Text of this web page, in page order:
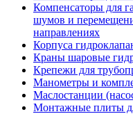
Компенсаторы для
шумов и
направлениях
Корпуса
Краны шаровые
Крепежи для
Манометры и
Маслостанции
Монтажные плиты